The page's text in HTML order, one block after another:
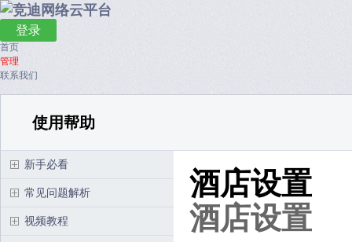
登录
首页
管理
联系我们
使用帮助
新手必看
常见问题解析
视频教程
酒店设置
酒店设置